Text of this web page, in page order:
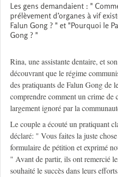
Les gens demandaient : "
prélèvement d’organes à vif
Falun Gong ? " et "Pourquoi le
Gong ? "
Rina, une assistante dentaire, et
découvrant que le régime
des pratiquants de Falun Gong de
comprendre comment un crime de
largement ignoré par la
Le couple a écouté un pratiquant
déclaré: " Vous faites la juste
formulaire de pétition et exprimé
" Avant de partir, ils ont remercié
souhaité le succès dans leurs